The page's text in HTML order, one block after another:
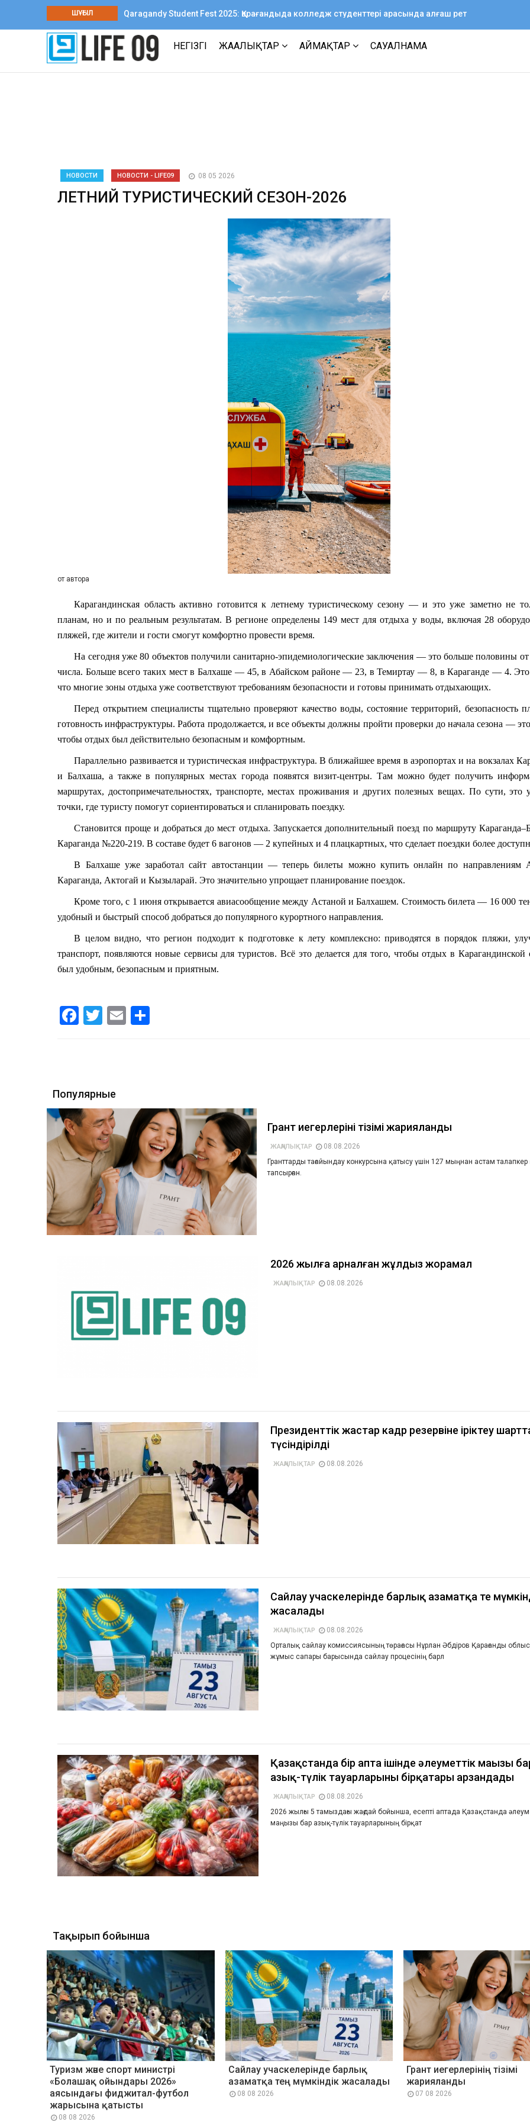
ШҰҒЫЛ
Qaragandy Student Fest 2025: Қарағандыда колледж студенттері арасында алғаш рет
шығармашылық фестиваль өтті
НЕГІЗГІ ЖАҢАЛЫҚТАР АЙМАҚТАР САУАЛНАМА
НОВОСТИ НОВОСТИ - LIFE09 08 05 2026
ЛЕТНИЙ ТУРИСТИЧЕСКИЙ СЕЗОН-2026
от автора
Карагандинская область активно готовится к летнему туристическому сезону — и это уже заметно не
планам, но и по реальным результатам. В регионе определены 149 мест для отдыха у воды, включая 28
пляжей, где жители и гости смогут комфортно провести время.
На сегодня уже 80 объектов получили санитарно-эпидемиологические заключения — это больше половины
числа. Больше всего таких мест в Балхаше — 45, в Абайскомрайоне — 23, в Темиртау — 8, в Караганде — 4. Это
что многие зоны отдыха уже соответствуют требованиям безопасности и готовы принимать отдыхающих.
Перед открытием специалисты тщательно проверяют качество воды, состояние территорий, безопасность
готовность инфраструктуры. Работа продолжается, и все объекты должны пройти проверки до начала сезона —
чтобы отдых был действительно безопасным и комфортным.
Параллельно развивается и туристическая инфраструктура. В ближайшее время в аэропортах и на вокзалах
и Балхаша, а также в популярных местах города появятся визит-центры. Там можно будет получить
маршрутах, достопримечательностях, транспорте, местах проживания и других полезных вещах. По сути, это
точки, где туристу помогут сориентироваться и спланировать поездку.
Становится проще и добраться до мест отдыха. Запускается дополнительный поезд по маршруту
Караганда №220-219. В составе будет 6 вагонов — 2 купейных и 4 плацкартных, что сделает поездки более
В Балхаше уже заработал сайт автостанции — теперь билеты можно купить онлайн по направлениям
Караганда, Актогай и Кызыларай. Это значительно упрощает планирование поездок.
Кроме того, с 1 июня открывается авиасообщение между Астаной и Балхашем. Стоимость билета — 16 000
удобный и быстрый способ добраться до популярного курортного направления.
В целом видно, что регион подходит к подготовке к лету комплексно: приводятся в порядок пляжи,
транспорт, появляются новые сервисы для туристов. Всё это делается для того, чтобы отдых в Карагандинской
был удобным, безопасным и приятным.
Facebook
Twitter
Email
Популярные
Грант иегерлерінің тізімі жарияланды
ЖАҢАЛЫҚТАР
08.08.2026
Гранттарды тағайындау конкурсына қатысу үшін 127 мыңнан астам талапкер
тапсырған.
2026 жылға арналған жұлдыз жорамал
ЖАҢАЛЫҚТАР 08.08.2026
Президенттік жастар кадр резервіне іріктеу
түсіндірілді
ЖАҢАЛЫҚТАР 08.08.2026
Сайлау учаскелерінде барлық азаматқа тең
жасалады
ЖАҢАЛЫҚТАР
08.08.2026
Орталық сайлау комиссиясының төрағасы Нұрлан Әбдіров Қарағанды
жұмыс сапары барысында сайлау процесінің барл
Қазақстанда бір апта ішінде әлеуметтік маңызы
азық-түлік тауарларының бірқатары арзандады
ЖАҢАЛЫҚТАР
08.08.2026
2026 жылғы 5 тамыздағы жағдай бойынша, есепті аптада Қазақстанда
маңызы бар азық-түлік тауарларының бірқат
Тақырып бойынша
Туризм және спорт министрі
«Болашақ ойындары 2026»
аясындағы фиджитал-футбол
жарысына қатысты
08 08 2026
Сайлау учаскелерінде барлық
азаматқа тең мүмкіндік жасалады
08 08 2026
Грант иегерлерінің тізімі
жарияланды
07 08 2026